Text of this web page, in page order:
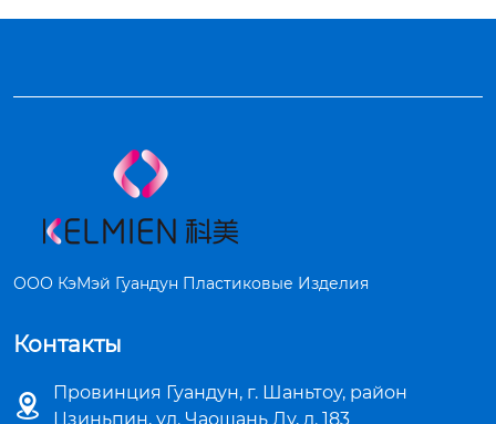
ООО КэМэй Гуандун Пластиковые Изделия
Контакты

Провинция Гуандун, г. Шаньтоу, район
Цзиньпин, ул. Чаошань Лу, д. 183